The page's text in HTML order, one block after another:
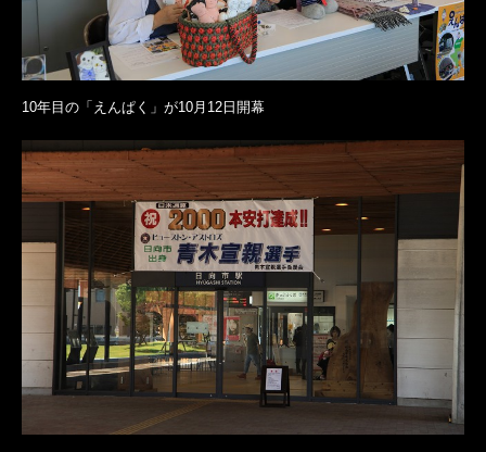
10年目の「えんぱく」が10月12日開幕